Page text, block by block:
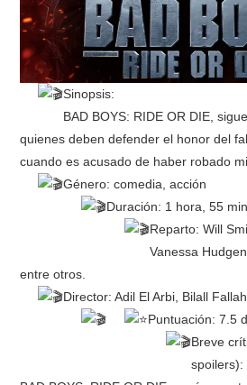
Sinopsis:
BAD BOYS: RIDE OR DIE,
quienes deben defender el honor del
cuando es acusado de haber robado
Género: comedia, acción
Duración: 1 hora, 55
Reparto: Will
Vanessa
entre otros.
Director: Adil El Arbi, Bilall Fallah
Puntuación: 7.5
Breve
spoilers):